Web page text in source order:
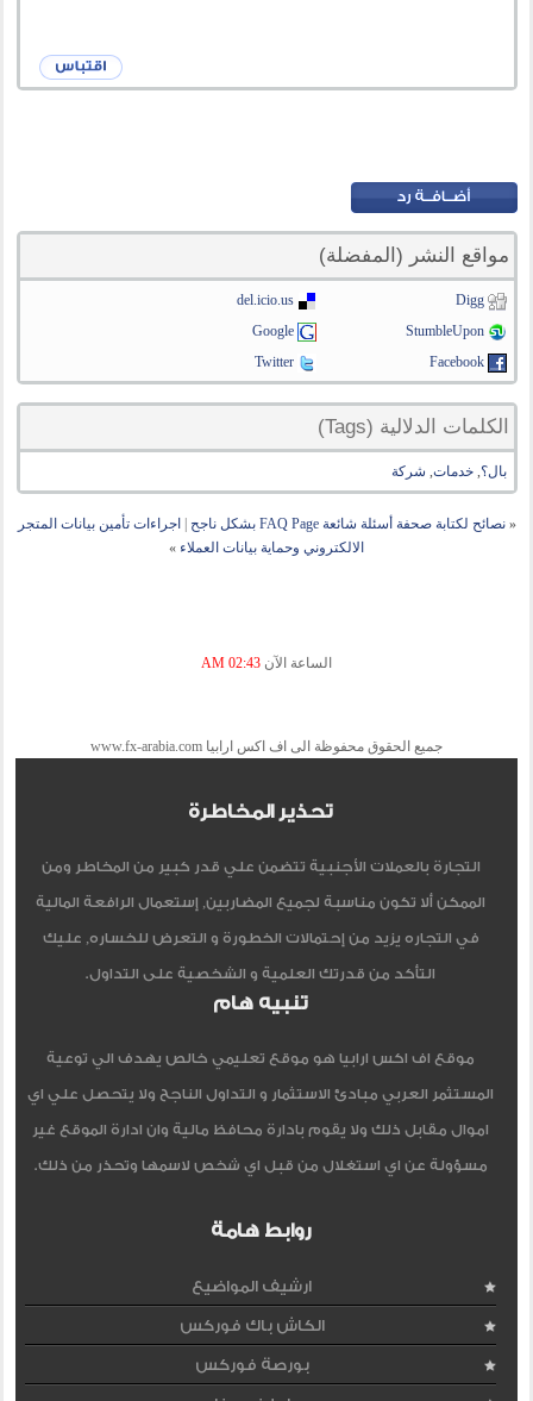
مواقع النشر (المفضلة)
Digg
del.icio.us
StumbleUpon
Google
Facebook
Twitter
الكلمات الدلالية (Tags)
بال؟,خدمات, شركة
« نصائح لكتابة صحفة أسئلة شائعة FAQ Page بشكل ناجح
اجراءات تأمين بيانات المتجر
الالكتروني وحماية بيانات العملاء »
الساعة الآن 02:43 AM
جميع الحقوق محفوظة الى اف اكس ارابيا www.fx-arabia.com
تحذير المخاطرة
التجارة بالعملات الأجنبية تتضمن علي قدر كبير من المخاطر ومن
الممكن ألا تكون مناسبة لجميع المضاربين, إستعمال الرافعة المالية
في التجاره يزيد من إحتمالات الخطورة و التعرض للخساره, عليك
التأكد من قدرتك العلمية و الشخصية على التداول.
تنبيه هام
موقع اف اكس ارابيا هو موقع تعليمي خالص يهدف الي توعية
المستثمر العربي مبادئ الاستثمار و التداول الناجح ولا يتحصل علي اي
اموال مقابل ذلك ولا يقوم بادارة محافظ مالية وان ادارة الموقع غير
مسؤولة عن اي استغلال من قبل اي شخص لاسمها وتحذر من ذلك.
روابط هامة
ارشيف المواضيع
الكاش باك فوركس
بورصة فوركس